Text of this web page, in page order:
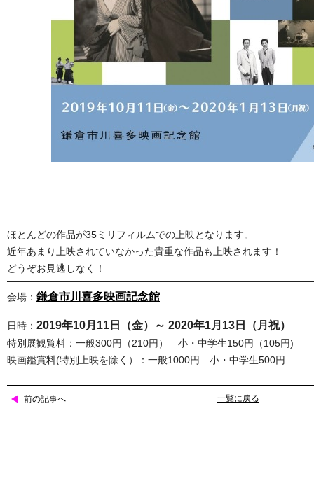
ほとんどの作品が35ミリフィルムでの上映となります。
近年あまり上映されていなかった貴重な作品も上映されます！
どうぞお見逃しなく！
会場： 鎌倉市川喜多映画記念館
日時： 2019年10月11日（金）～ 2020年1月13日（月祝）
特別展観覧料：一般300円（210円） 小・中学生150円（105円)
映画鑑賞料(特別上映を除く）：一般1000円 小・中学生500円
前の記事へ 一覧に戻る